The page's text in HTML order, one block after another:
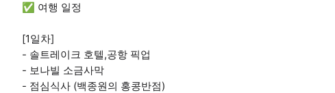
✅ 여행 일정
[1일차]
- 솔트레이크 호텔,공항 픽업
- 보나빌 소금사막
- 점심식사 (백종원의 홍콩반점)